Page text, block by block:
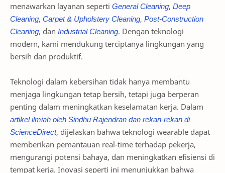
menawarkan layanan seperti General Cleaning, Deep
Cleaning, Carpet & Upholstery Cleaning, Post-Construction
Cleaning, dan Industrial Cleaning. Dengan teknologi
modern, kami mendukung terciptanya lingkungan yang
bersih dan produktif.
Teknologi dalam kebersihan tidak hanya membantu
menjaga lingkungan tetap bersih, tetapi juga berperan
penting dalam meningkatkan keselamatan kerja. Dalam
artikelilmiah oleh Sindhu Rajendran dan rekan-rekan di
ScienceDirect, dijelaskan bahwa teknologi wearable dapat
memberikan pemantauan real-time terhadap pekerja,
mengurangi potensi bahaya, dan meningkatkan efisiensi di
tempat kerja. Inovasi seperti ini menunjukkan bahwa